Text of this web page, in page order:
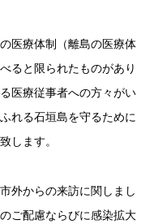
医療体制（離島の医療体
ると限られたものがあり
医療従事者への方々がい
れる石垣島を守るために
します。
外からの来訪に関しまし
ご配慮ならびに感染拡大